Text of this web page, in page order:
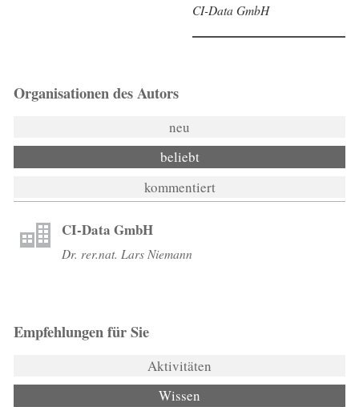
CI-Data GmbH
Organisationen des Autors
neu
beliebt
kommentiert
CI-Data GmbH
Dr. rer.nat. Lars Niemann
Empfehlungen für Sie
Aktivitäten
Wissen